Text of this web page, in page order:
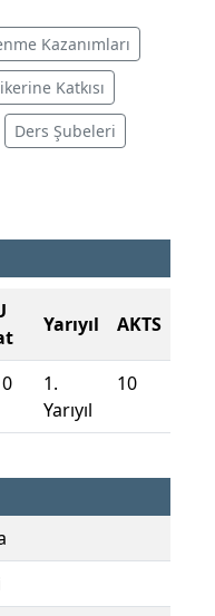
Kazanımları
Katkısı
Ders Şubeleri
Yarıyıl AKTS
1.
Yarıyıl
10